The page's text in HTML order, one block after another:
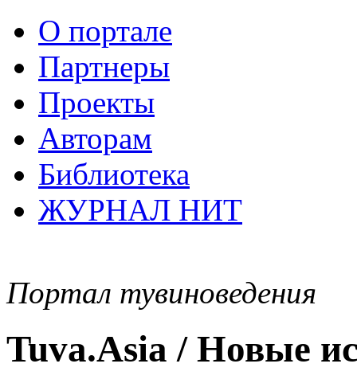
О портале
Партнеры
Проекты
Авторам
Библиотека
ЖУРНАЛ НИТ
Портал тувиноведения
Tuva.Asia / Новые